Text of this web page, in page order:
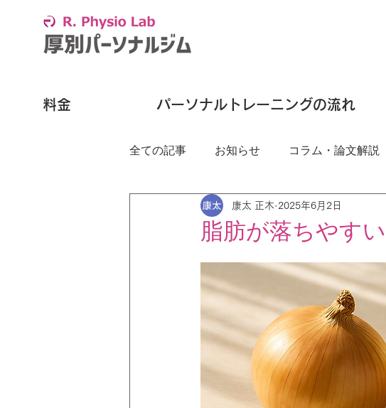
料金 パーソナルトレーニングの流れ
全ての記事 お知らせ コラム・論文解説
脂肪が落ちやす
康太 正木 2025年6月2日